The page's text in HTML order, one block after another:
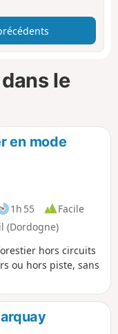
le
en mode
1h 55
Facile
(Dordogne)
hors circuits
ou hors piste, sans